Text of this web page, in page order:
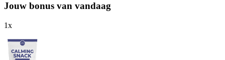
Jouw bonus van vandaag
1x